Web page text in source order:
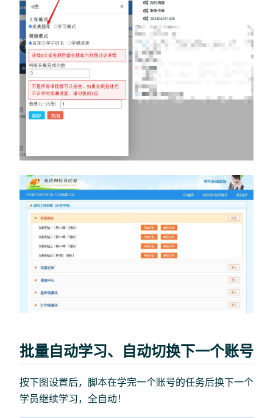
批量自动学习、自动切换下一个账号
按下图设置后，脚本在学完一个账号的任务后换下一个
学员继续学习，全自动！